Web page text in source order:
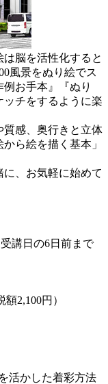
脳を活性化すると
風景をぬり絵でス
お手本』『ぬり
チをするように楽
感、奥行きと立体
ら絵を描く基本」
、お気軽に始めて
講日の6日前まで
2,100円）
活かした着彩方法